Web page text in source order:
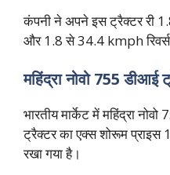
कंपनी ने अपने इस ट्रैक्टर री
और 1.8 से 34.4 kmph रिवर्स
महिंद्रा नोवो 755 डीआई
भारतीय मार्केट में महिंद्रा
ट्रैक्टर का एक्स शोरूम
रखा गया है।